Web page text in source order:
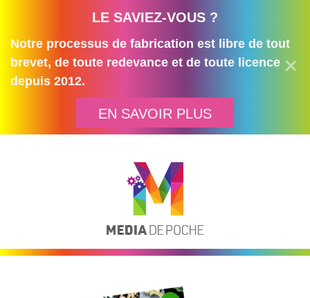
LE SAVIEZ-VOUS ?
Notre processus de fabrication est libre de tout
brevet, de toute redevance et de toute licence
depuis 2012.
EN SAVOIR PLUS